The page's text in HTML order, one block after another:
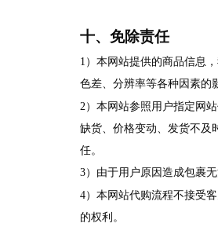
十、免除责任
1 ）本网站提供的商品信息
色差、分辨率等各种因素的
2）本网站参照用户指定网
缺货、价格变动、发货不及
任。
3）由于用户原因造成包裹
4）本网站代购流程不接受
的权利。